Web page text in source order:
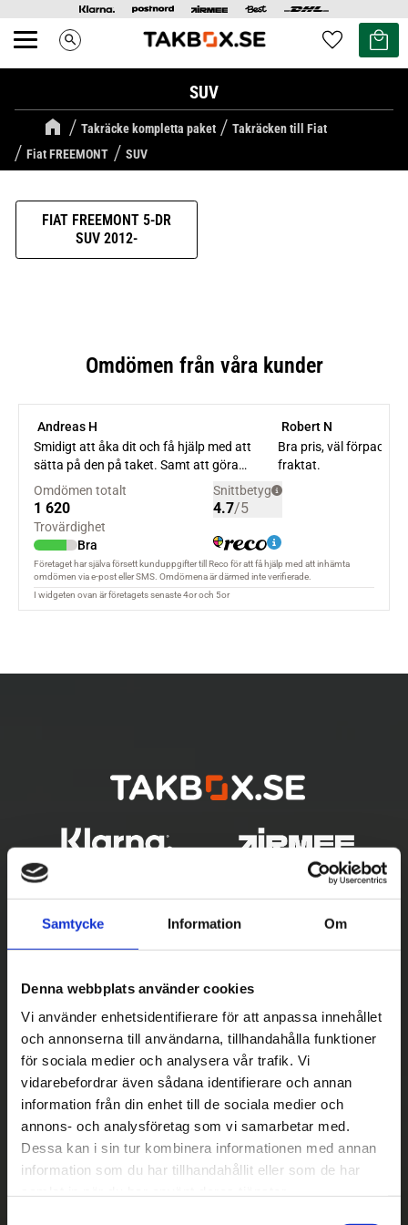
Samtycke Information Om
Denna webbplats använder cookies
Vi använder enhetsidentifierare för att anpassa innehållet
och annonserna till användarna, tillhandahålla funktioner
för sociala medier och analysera vår trafik. Vi
vidarebefordrar även sådana identifierare och annan
information från din enhet till de sociala medier och
annons- och analysföretag som vi samarbetar med.
Dessa kan i sin tur kombinera informationen med annan
information som du har tillhandahållit eller som de har
Meny search Favoriter
Kundvagn
SUV
Takräcke kompletta paket
Takräcken till Fiat
Fiat FREEMONT
SUV
FIAT FREEMONT 5-DR
SUV 2012-
Betala säkert
|| Välj ||
Snabba leveranser
||
Eller ||
Hämta på lagret med/utan montering